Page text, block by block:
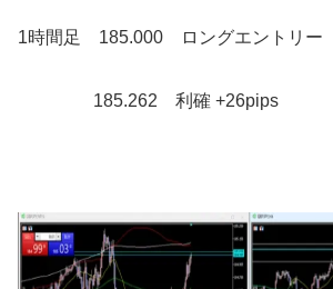
1時間足 185.000 ロングエントリー
185.262 利確 +26pips